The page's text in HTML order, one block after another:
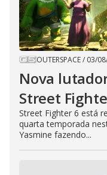
OUTERSPACE/ 03/
Nova
Street
Street Fighter 6 está
quarta temporada
Yasmine fazendo...